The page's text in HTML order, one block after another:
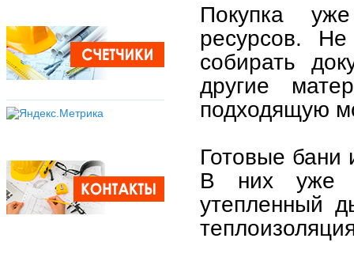
Покупка
ресурсов.
собирать
другие
подходящую
Готовые бани
В них уже
утепленный